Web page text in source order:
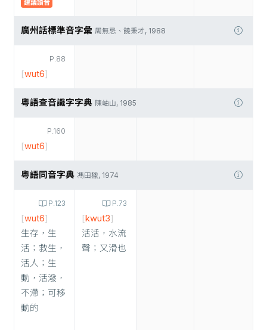
建議讀音
廣州話標準音字彙 周無忌、饒秉才, 1988
P.88
[wut6]
粵語查音識字字典 陳岫山, 1985
P.160
[wut6]
粵語同音字典 馮田獵, 1974
P.123
[wut6]
生存，生
活；救生，
活人；生
動，活潑，
不滯；可移
動的
P.73
[kwut3]
活活，水流
聲；又滑也